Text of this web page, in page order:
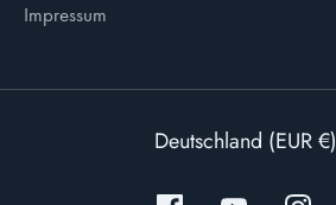
Impressum
WÄHRUNGDeutschland (EUR €)